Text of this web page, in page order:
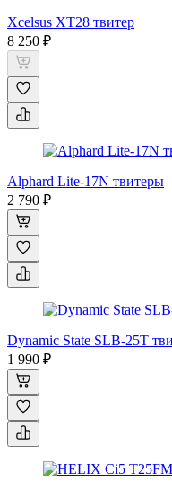
Xcelsus XT28 твитер
8 250 ₽
Alphard Lite-17N твитеры
2 790 ₽
Dynamic State SLB-25T
1 990 ₽